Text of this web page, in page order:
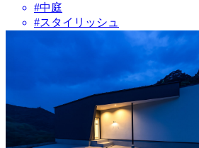
#中庭
#スタイリッシュ